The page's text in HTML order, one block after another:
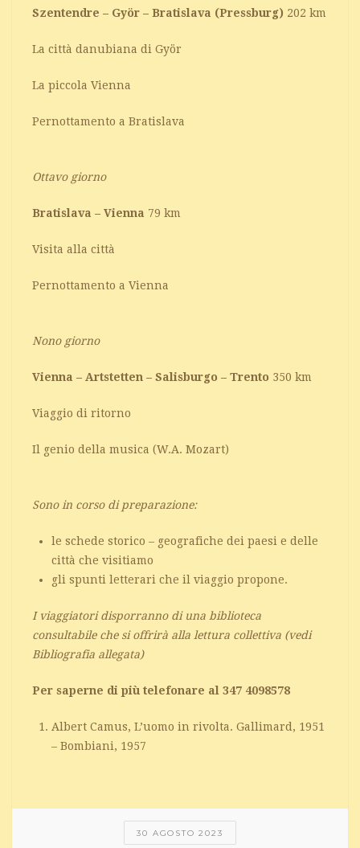
Szentendre – Györ – Bratislava (Pressburg) 202 km
La città danubiana di Györ
La piccola Vienna
Pernottamento a Bratislava
Ottavo giorno
Bratislava – Vienna 79 km
Visita alla città
Pernottamento a Vienna
Nono giorno
Vienna – Artstetten – Salisburgo – Trento 350 km
Viaggio di ritorno
Il genio della musica (W.A. Mozart)
Sono in corso di preparazione:
le schede storico – geografiche dei paesi e delle
città che visitiamo
gli spunti letterari che il viaggio propone.
I viaggiatori disporranno di una biblioteca
consultabile che si offrirà alla lettura collettiva (vedi
Bibliografia allegata)
Per saperne di più telefonare al 347 4098578
Albert Camus, L’uomo in rivolta. Gallimard, 1951
– Bombiani, 1957
30 AGOSTO 2023